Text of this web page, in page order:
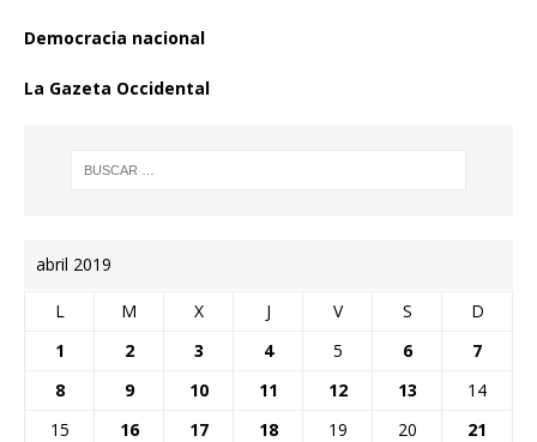
Democracia nacional
La Gazeta Occidental
abril 2019
L M X J V S D
1 2 3 4 5 6
7
8
9 10 11 12 13
14
15
16 17 18 19 20
21